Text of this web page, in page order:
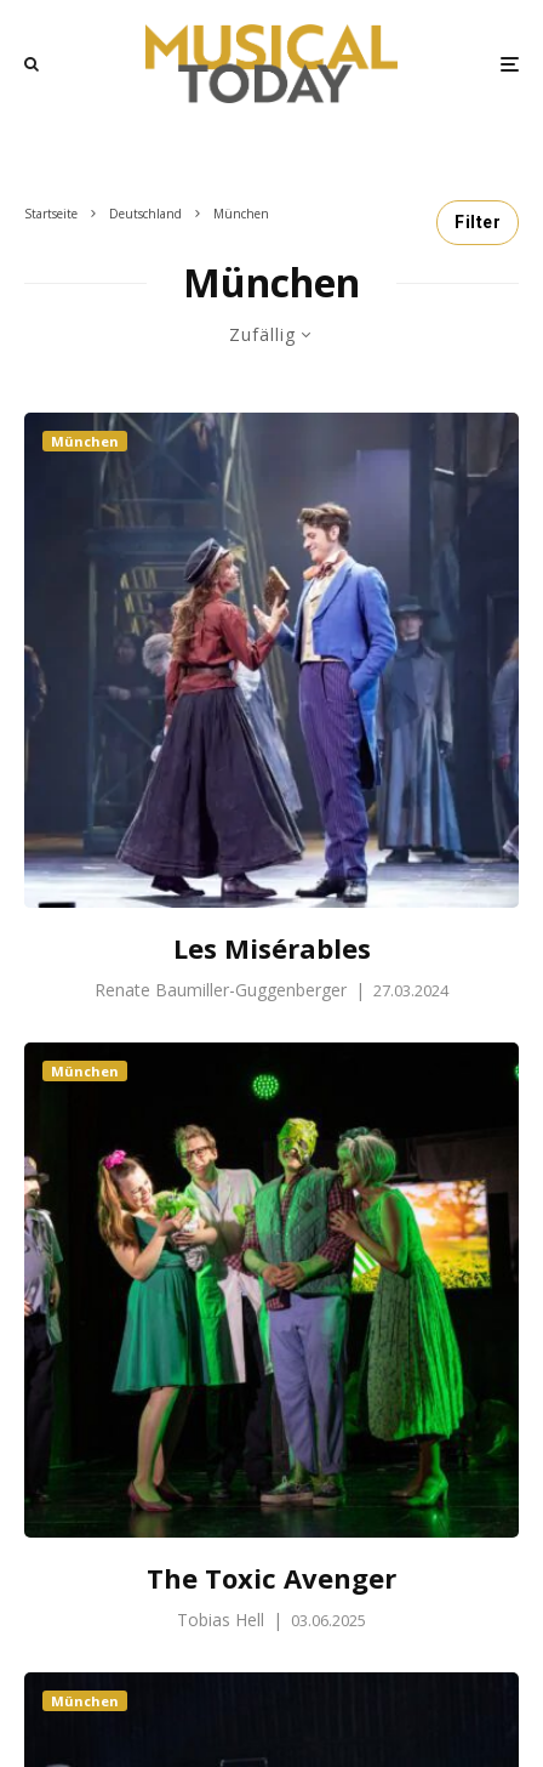
Startseite Deutschland München Filter
München
Zufällig
München
Les Misérables
Renate Baumiller-Guggenberger | 27.03.2024
München
The Toxic Avenger
Tobias Hell | 03.06.2025
München